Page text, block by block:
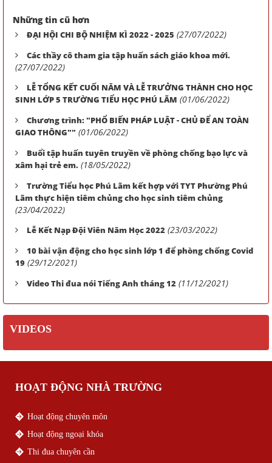
Những tin cũ hơn
ĐẠI HỘI CHI BỘ NHIỆM KÌ 2022 - 2025 (27/07/2022)
Các thầy cô tham gia tập huấn sách giáo khoa mới.
(27/07/2022)
LỄ TỔNG KẾT CUỐI NĂM VÀ LỄ TRƯỞNG THÀNH CHO HỌC
SINH LỚP 5 TRƯỜNG TIỂU HỌC PHÚ LÃM (01/06/2022)
Chương trình: "PHỔ BIẾN PHÁP LUẬT - CHỦ ĐỂ AN TOÀN
GIAO THÔNG"" (01/06/2022)
Buổi tập huấn tuyên truyền về phòng chống bạo lực và
xâm hại trẻ em. (18/05/2022)
Trường Tiểu học Phú Lãm kết hợp với TYT Phường Phú
Lãm thực hiện tiêm chủng cho học sinh tiêm chủng
(23/04/2022)
Lễ Kết Nạp Đội Viên Năm Học 2022 (23/03/2022)
10 bài vận động cho học sinh lớp 1 để phòng chống Covid
19 (29/12/2021)
Video Thi đua nói Tiếng Anh tháng 12 (11/12/2021)
VIDEOS
HOẠT ĐỘNG NHÀ TRƯỜNG
Hoạt động chuyên môn
Hoạt động ngoại khóa
Thi đua chuyên cần